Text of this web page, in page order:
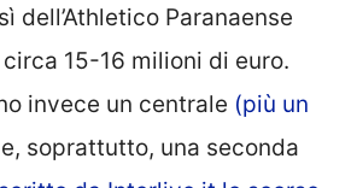
dell’Athletico Paranaense
15-16 milioni di euro.
invece un centrale (più un
e, soprattutto, una seconda